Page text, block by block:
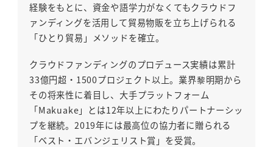
経験をもとに、資金や語学力がなくてもクラウドフ
ァンディングを活用して貿易物販を立ち上げられる
「ひとり貿易」メソッドを確立。
クラウドファンディングのプロデュース実績は累計
33億円超・1500プロジェクト以上。業界黎明期から
その将来性に着目し、大手プラットフォーム
「Makuake」とは12年以上にわたりパートナーシッ
プを継続。2019年には最高位の協力者に贈られる
「ベスト・エバンジェリスト賞」を受賞。